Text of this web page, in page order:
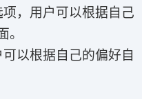
，用户可以根据自己
。
以根据自己的偏好自